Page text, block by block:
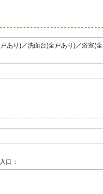
あり)／洗面台(全戸あり)／浴室(
口：